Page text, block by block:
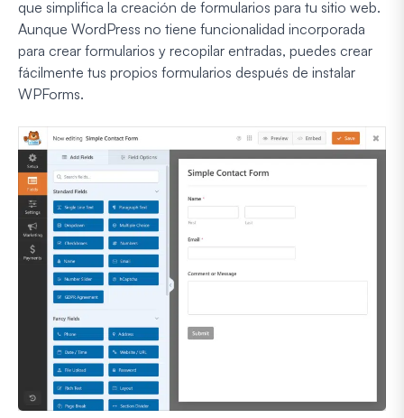
que simplifica la creación de formularios para tu sitio web.
Aunque WordPress no tiene funcionalidad incorporada
para crear formularios y recopilar entradas, puedes crear
fácilmente tus propios formularios después de instalar
WPForms.